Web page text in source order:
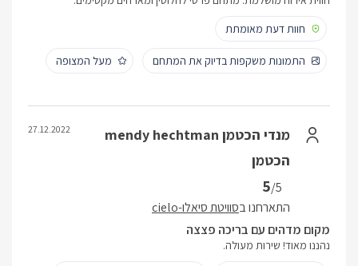
חוות דעת מאומתת
התמונות משקפות בדיוק את המתחם מעל המצופה
מנדי הכטמן mendy hechtman
הכטמן
5/5
התארחנו בסוויטת סיאלו-cielo
27.12.2022
מקום מדהים עם בריכה פצצה
נהננו מאוד! שירות מעולה.